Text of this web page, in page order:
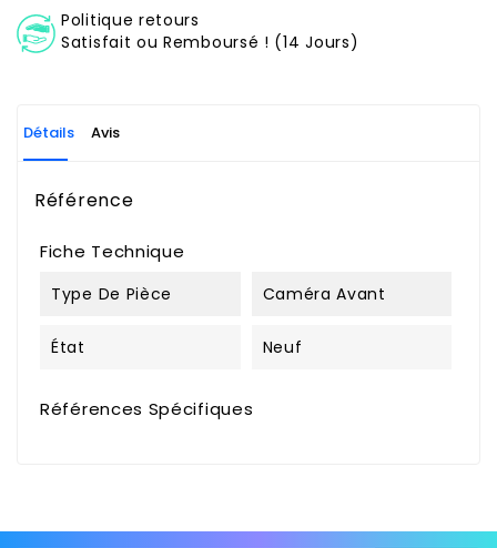
Politique retours
Satisfait ou Remboursé ! (14 Jours)
Détails Avis
Référence
Fiche Technique
Type De Pièce Caméra Avant
État Neuf
Références Spécifiques